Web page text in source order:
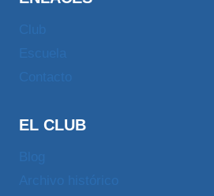
EL CLUB